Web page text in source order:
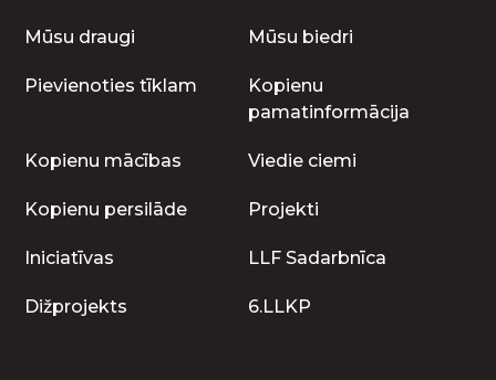
Mūsu draugi Mūsu biedri
Pievienoties tīklam
Kopienu
pamatinformācija
Kopienu mācības Viedie ciemi
Kopienu persilāde Projekti
Iniciatīvas LLF Sadarbnīca
Dižprojekts 6.LLKP